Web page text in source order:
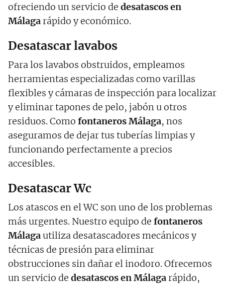
ofreciendo un servicio de desatascos en
Málagarápido y económico.
Desatascar lavabos
Para los lavabos obstruidos, empleamos
herramientas especializadas como varillas
flexibles y cámaras de inspección para localizar
y eliminar tapones de pelo, jabón u otros
residuos. Como fontaneros Málaga, nos
aseguramos de dejar tus tuberías limpias y
funcionando perfectamente a precios
accesibles.
Desatascar Wc
Los atascos en el WC son uno de los problemas
más urgentes. Nuestro equipo de fontaneros
Málagautiliza desatascadores mecánicos y
técnicas de presión para eliminar
obstrucciones sin dañar el inodoro. Ofrecemos
un servicio de desatascos en Málagarápido,